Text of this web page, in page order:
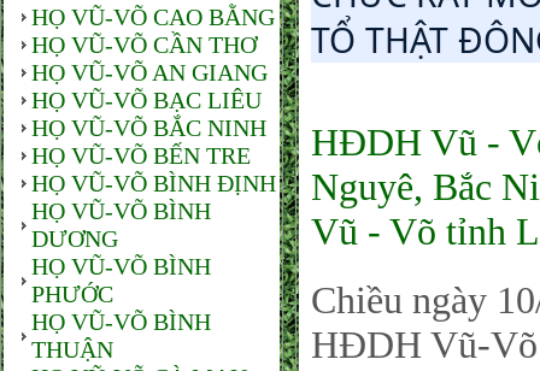
HỌ VŨ-VÕ CAO BẰNG
HỌ VŨ-VÕ CẦN THƠ
HỌ VŨ-VÕ AN GIANG
HỌ VŨ-VÕ BẠC LIÊU
HỌ VŨ-VÕ BẮC NINH
HỌ VŨ-VÕ BẾN TRE
HỌ VŨ-VÕ BÌNH ĐỊNH
HỌ VŨ-VÕ BÌNH
DƯƠNG
HỌ VŨ-VÕ BÌNH
PHƯỚC
HỌ VŨ-VÕ BÌNH
THUẬN
TỔ THẬT
HĐDH Vũ -
Nguyê, Bắc
Vũ - Võ tỉnh
Chiều ngày
HĐDH Vũ-Võ